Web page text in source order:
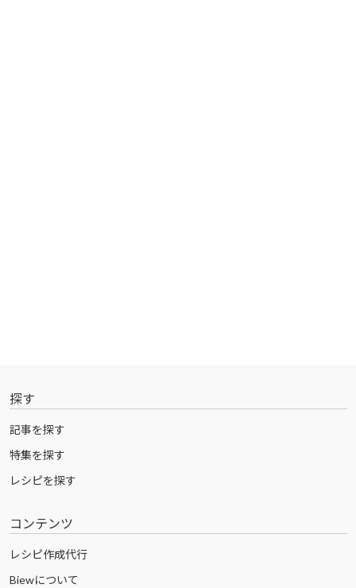
探す
記事を探す
特集を探す
レシピを探す
コンテンツ
レシピ作成代行
Biewについて